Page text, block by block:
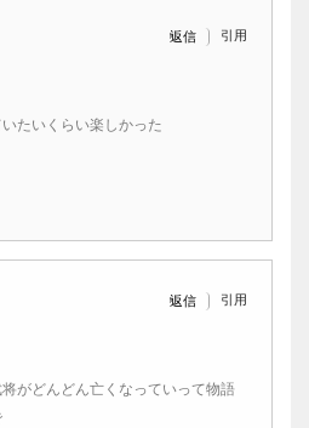
返信 引用
たいくらい楽しかった
返信 引用
がどんどん亡くなっていって物語